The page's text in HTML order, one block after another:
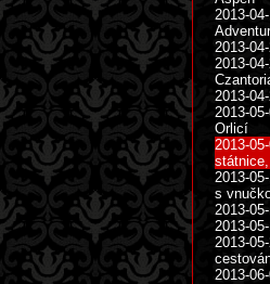
2013-
2013-
2013-
2013-
2013-
Orlicí
2013-
2013-
s
2013-
2013-
2013-
2013-